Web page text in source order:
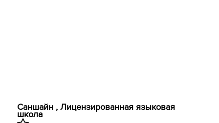
Саншайн , Лицензированная языковая
школа